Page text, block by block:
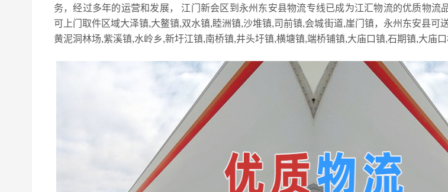
务，经过多年的运营和发展， 江门新会区到永州东安县物流专线已成为江汇物流的优质物流
可上门取件区域大泽镇,大鳌镇,双水镇,睦洲镇,沙堆镇,司前镇,会城街道,崖门镇，永州东安县可
黄泥洞林场,紫溪镇,水岭乡,新圩江镇,南桥镇,井头圩镇,横塘镇,端桥铺镇,大庙口镇,石期镇,大庙口